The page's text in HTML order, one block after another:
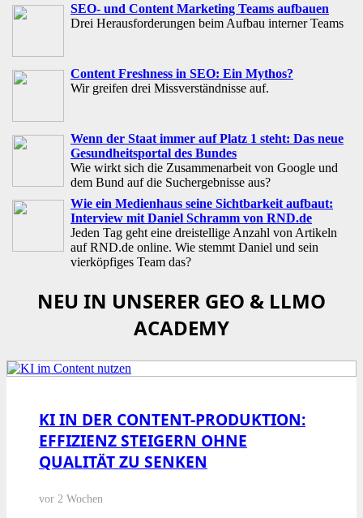
SEO- und Content Marketing Teams aufbauen
Drei Herausforderungen beim Aufbau interner Teams
Content Freshness in SEO: Ein Mythos?
Wir greifen drei Missverständnisse auf.
Wenn der Staat immer auf Platz 1 steht: Das neue
Gesundheitsportal des Bundes
Wie wirkt sich die Zusammenarbeit von Google und
dem Bund auf die Suchergebnisse aus?
Wie ein Medienhaus seine Sichtbarkeit aufbaut:
Interview mit Daniel Schramm von RND.de
Jeden Tag geht eine dreistellige Anzahl von Artikeln
auf RND.de online. Wie stemmt Daniel und sein
vierköpfiges Team das?
NEU IN UNSERER GEO & LLMO
ACADEMY
KI IN DER CONTENT-PRODUKTION:
EFFIZIENZ STEIGERN OHNE
QUALITÄT ZU SENKEN
vor 2 Wochen